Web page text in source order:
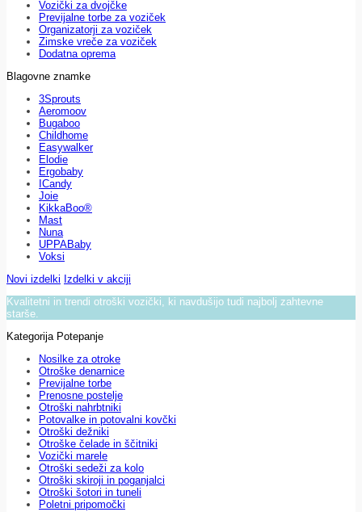
Vozički za dvojčke
Previjalne torbe za voziček
Organizatorji za voziček
Zimske vreče za voziček
Dodatna oprema
Blagovne znamke
3Sprouts
Aeromoov
Bugaboo
Childhome
Easywalker
Elodie
Ergobaby
ICandy
Joie
KikkaBoo®
Mast
Nuna
UPPABaby
Voksi
Novi izdelki Izdelki v akciji
Kvalitetni in trendi otroški vozički, ki navdušijo tudi najbolj zahtevne
starše.
Kategorija Potepanje
Nosilke za otroke
Otroške denarnice
Previjalne torbe
Prenosne postelje
Otroški nahrbtniki
Potovalke in potovalni kovčki
Otroški dežniki
Otroške čelade in ščitniki
Vozički marele
Otroški sedeži za kolo
Otroški skiroji in poganjalci
Otroški šotori in tuneli
Poletni pripomočki